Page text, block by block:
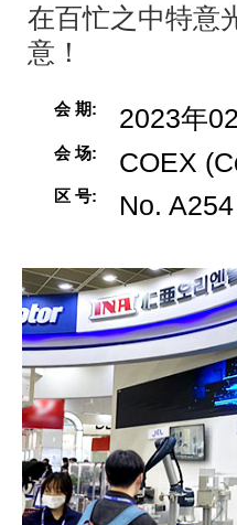
在百忙之中特意
意！
会 期 2023年
会 场 COEX
区 号 No. A254